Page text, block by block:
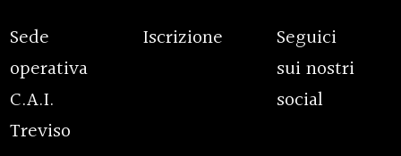
Sede
operativa
C.A.I.
Treviso
Iscrizione
Seguici
sui nostri
social